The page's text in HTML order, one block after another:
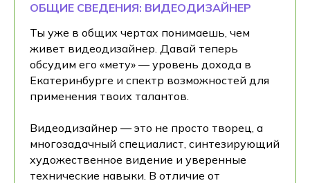
ОБЩИЕ СВЕДЕНИЯ: ВИДЕОДИЗАЙНЕР
Ты уже в общих чертах понимаешь, чем
живет видеодизайнер. Давай теперь
обсудим его «мету» — уровень дохода в
Екатеринбурге и спектр возможностей для
применения твоих талантов.
Видеодизайнер — это не просто творец, а
многозадачный специалист, синтезирующий
художественное видение и уверенные
технические навыки. В отличие от